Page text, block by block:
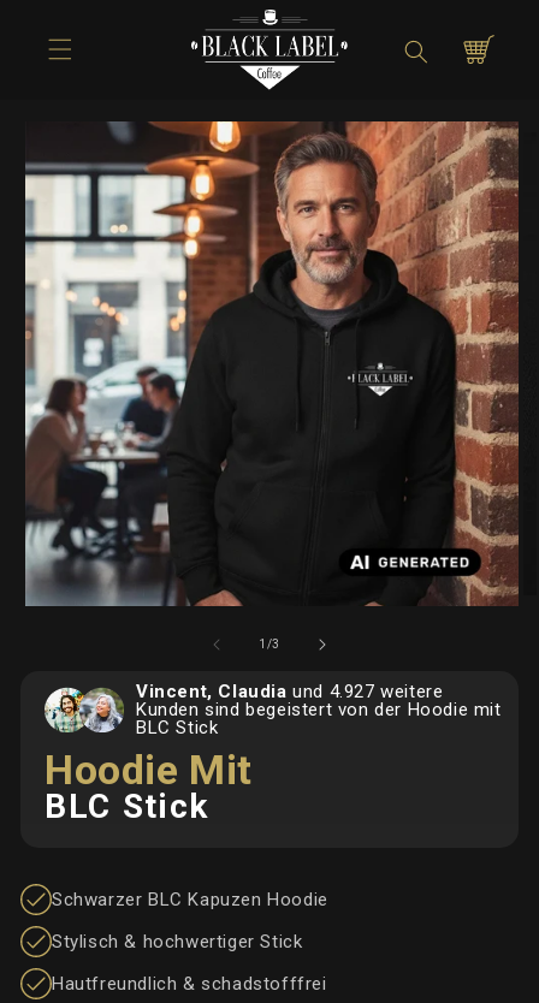
Inhalt
Warenkorb
Produktinformationen
springen
öffnen
1 /von
3
Vincent, Claudiaund 4.927 weitere
Kunden sind begeistert von der Hoodie mit
BLC Stick
Hoodie Mit
BLC Stick
Schwarzer BLC Kapuzen Hoodie
Stylisch & hochwertiger Stick
Hautfreundlich & schadstofffrei